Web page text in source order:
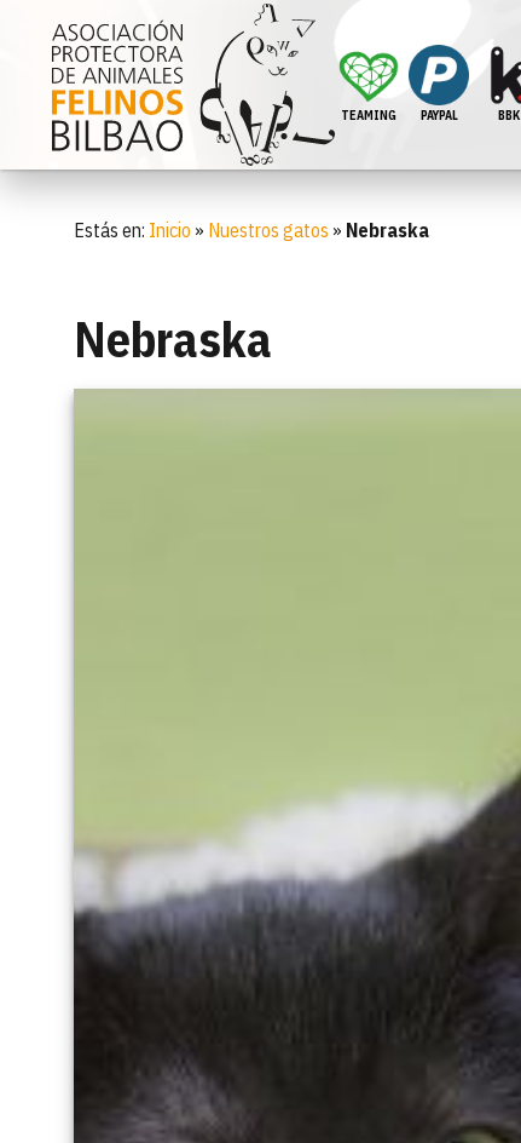
TEAMING PAYPAL BBK
Estás en: Inicio » Nuestros gatos » Nebraska
Nebraska